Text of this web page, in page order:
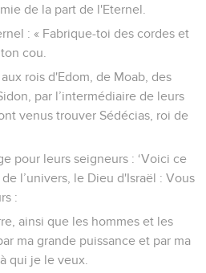
de la part de l'Eternel.
: « Fabrique-toi des cordes et
cou.
rois d'Edom, de Moab, des
par l’intermédiaire de leurs
venus trouver Sédécias, roi de
pour leurs seigneurs : ‘Voici ce
l’univers, le Dieu d'Israël : Vous
:
ainsi que les hommes et les
ma grande puissance et par ma
qui je le veux.